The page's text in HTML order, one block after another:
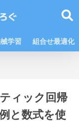
学習 組合せ最適化
ィック回帰
と数式を使